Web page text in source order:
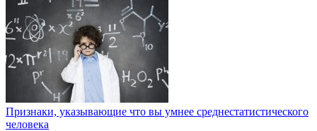
Признаки, указывающие что вы умнее среднестатистического
человека